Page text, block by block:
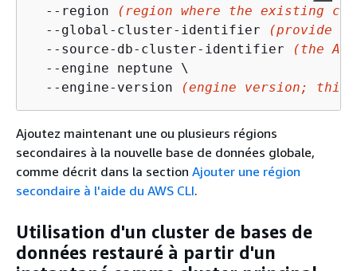
  --region
(region where the existing
  --global-cluster-identifier
(provide
  --source-db-cluster-identifier
(the
  --engine neptune \
  --engine-version
(engine version;
Ajoutez maintenant une ou plusieurs régions
secondaires à la nouvelle base de données globale,
comme décrit dans la section Ajouter une région
secondaire à l'aide du AWS CLI.
Utilisation d'un cluster de bases de
données restauré à partir d'un